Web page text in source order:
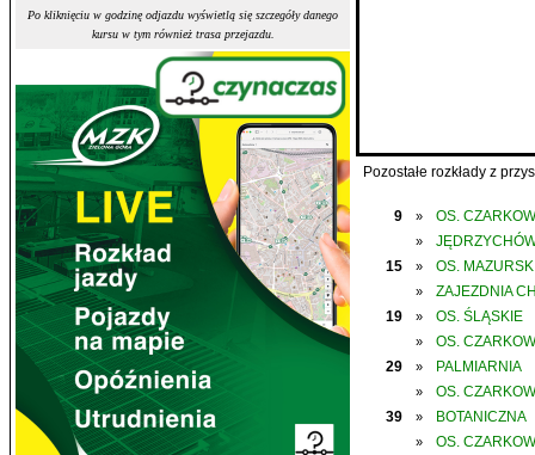
Po kliknięciu w godzinę odjazdu wyświetlą się szczegóły danego
kursu w tym również trasa przejazdu.
Pozostałe rozkłady z
9 » OS.
»
15
» OS.
»
ZAJEZDNIA
19
» OS. ŚLĄSKIE
»
OS.
29
» PALMIARNIA
»
OS.
39
» BOTANICZNA
»
OS.